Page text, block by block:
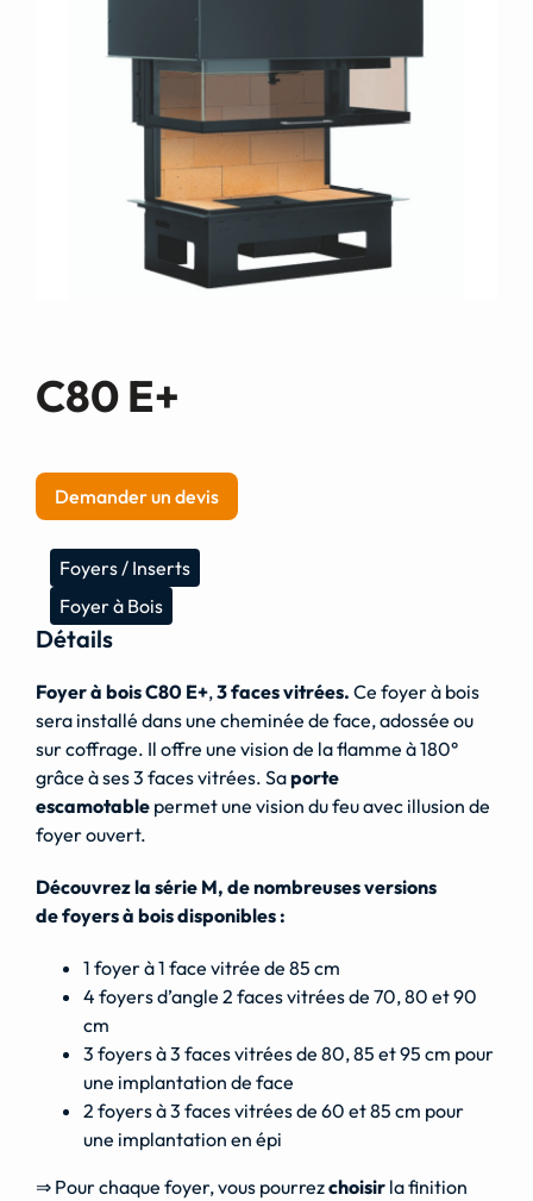
Demande de devis
C80 E+
Demander un devis
Foyers / Inserts
Foyer à Bois
Détails
Foyer à bois C80 E+,3 faces vitrées. Ce foyer à bois
sera installé dans une cheminée de face, adossée ou
sur coffrage. Il offre une vision de la flamme à 180°
grâce à ses 3 faces vitrées. Saporte
escamotablepermet une vision du feu avec illusion de
foyer ouvert.
Découvrez la série M, de nombreuses versions
de foyers à bois disponibles :
1 foyer à 1 face vitrée de 85 cm
4 foyers d’angle 2 faces vitrées de 70, 80 et 90
cm
3 foyers à 3 faces vitrées de 80, 85 et 95 cm pour
une implantation de face
2 foyers à 3 faces vitrées de 60 et 85 cm pour
une implantation en épi
⇒ Pour chaque foyer, vous pourrezchoisirla finition